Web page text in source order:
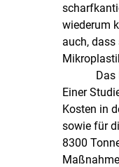
wiederum
auch,
Das
Einer
Kosten in
sowie für
8300